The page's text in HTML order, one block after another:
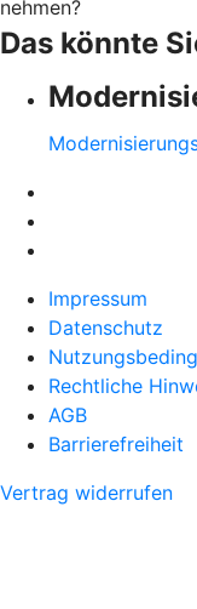
nehmen?
Das könnte
Impressum
Datenschutz
Rechtliche
AGB
Barrierefreiheit
Vertrag widerrufen